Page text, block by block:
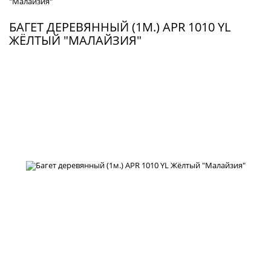
БАГЕТ ДЕРЕВЯННЫЙ (1М.) APR 1010 YL
ЖЁЛТЫЙ "МАЛАЙЗИЯ"